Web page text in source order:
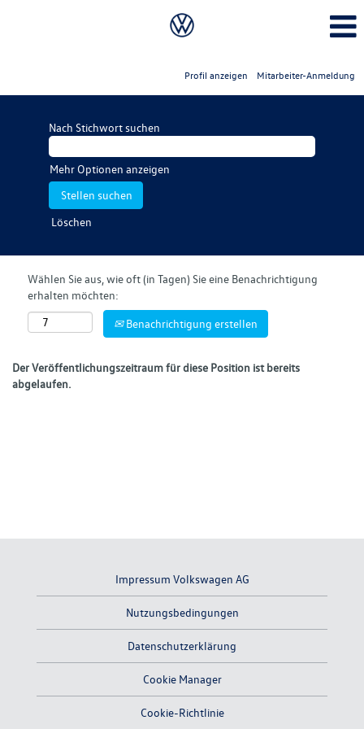
Profil anzeigen Mitarbeiter-Anmeldung
Nach Stichwort suchen
Mehr Optionen anzeigen
Löschen
Wählen Sie aus, wie oft (in Tagen) Sie eine Benachrichtigung
erhalten möchten:
Benachrichtigung erstellen
Der Veröffentlichungszeitraum für diese Position ist bereits
abgelaufen.
Impressum Volkswagen AG
Nutzungsbedingungen
Datenschutzerklärung
Cookie Manager
Cookie-Richtlinie